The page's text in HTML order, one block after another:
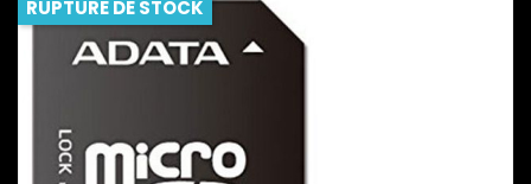
RUPTURE DE STOCK